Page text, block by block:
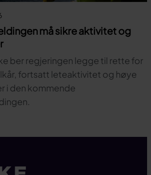
må sikre aktivitet og
ber regjeringen legge til rette for
fortsatt leteaktivitet og høye
i den kommende